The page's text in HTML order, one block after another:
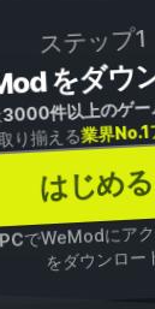
ステップ1
をダウ
3000件以上のゲ
り揃える業界No.1
はじめる
PCでWeModにア
をダウンロー